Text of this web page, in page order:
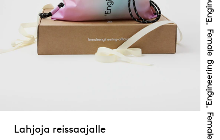
Lahjoja reissaajalle